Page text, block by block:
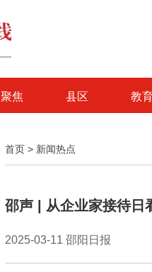
聚焦 县区 教
首页 > 新闻热点
邵声 | 从企业家接待日
2025-03-11 邵阳日报